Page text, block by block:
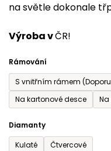
na světle dokonale
Výroba vČR!
Rámování
S vnitřním rámem
Na kartonové desce
Diamanty
Kulaté
Čtvercové